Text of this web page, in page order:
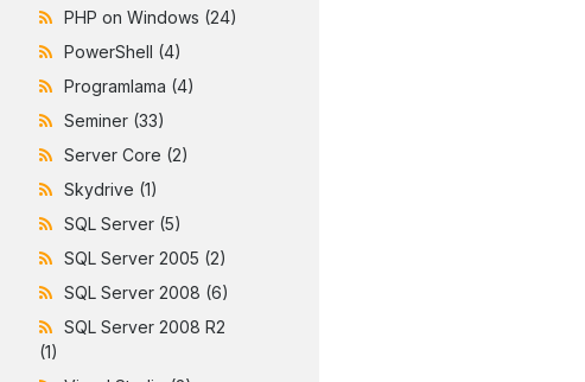
PHP on Windows (24)
PowerShell (4)
Programlama (4)
Seminer (33)
Server Core (2)
Skydrive (1)
SQL Server (5)
SQL Server 2005 (2)
SQL Server 2008 (6)
SQL Server 2008 R2
(1)